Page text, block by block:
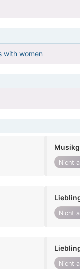
with women
Nicht
Nicht
Nicht